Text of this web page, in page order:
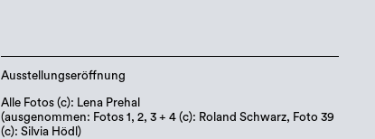
Ausstellungseröffnung
Alle Fotos (c): Lena Prehal
(ausgenommen: Fotos 1, 2, 3 + 4 (c): Roland Schwarz, Foto 39
(c): Silvia Hödl)